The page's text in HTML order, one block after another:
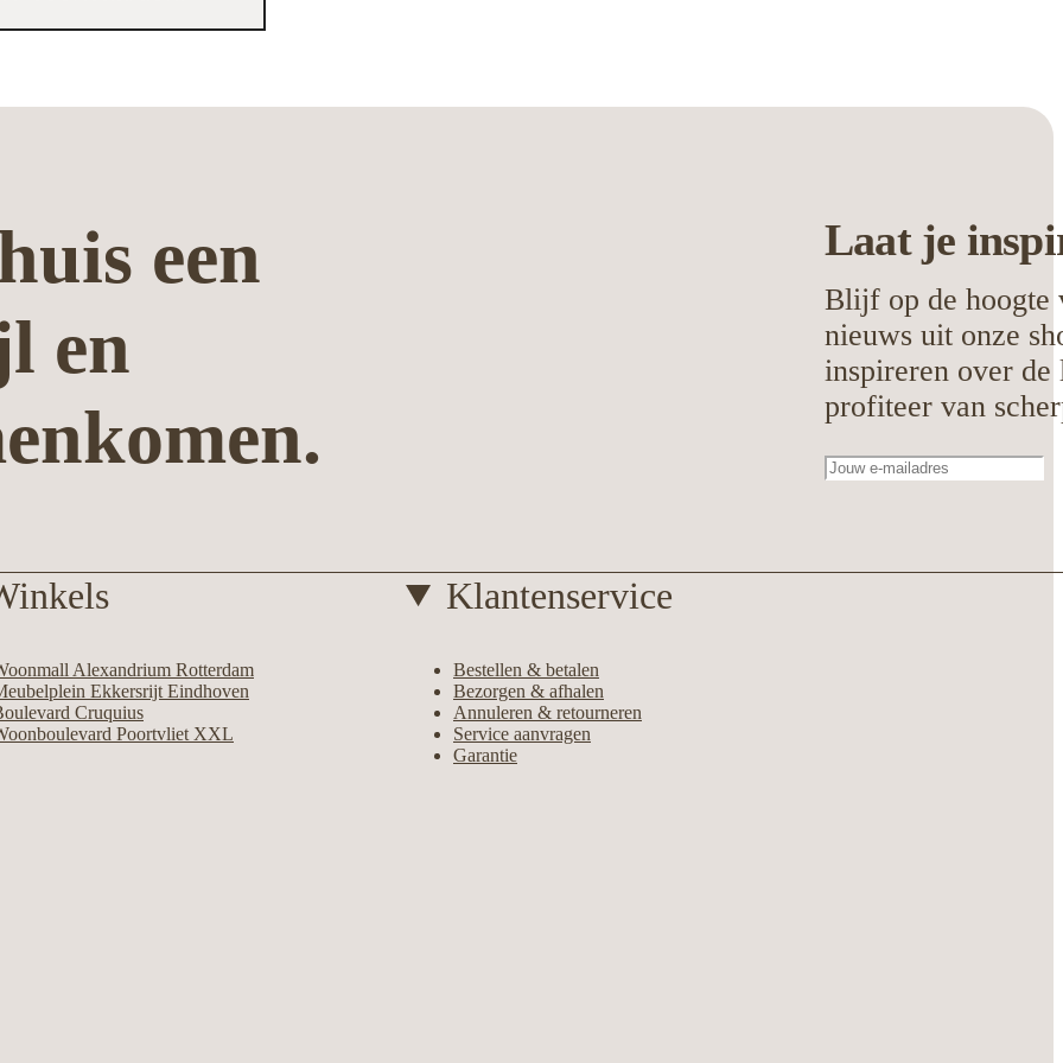
een
en
Laat je
Blijf op de hoogte
nieuws uit onze
inspireren over de
profiteer van
Alexandrium Rotterdam
Ekkersrijt Eindhoven
Cruquius
Poortvliet XXL
Klantenservice
Bestellen & betalen
Bezorgen & afhalen
Annuleren & retourneren
Service aanvragen
Garantie